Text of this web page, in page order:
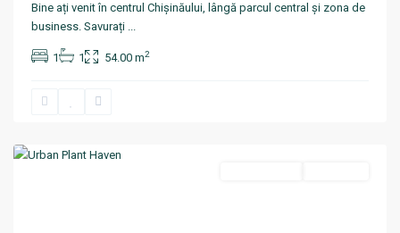
Bine ați venit în centrul Chișinăului, lângă parcul central și zona de
business. Savurați ...
1 1 54.00 m2
Centru